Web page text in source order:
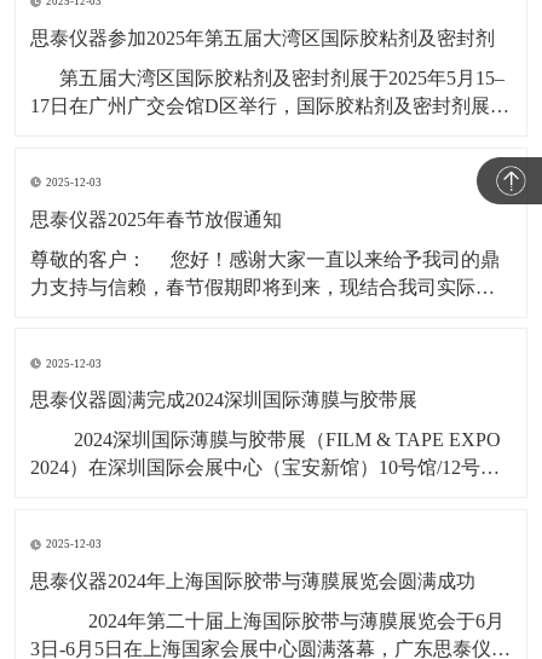
思泰仪器参加2025年第五届大湾区国际胶粘剂及密封剂
第五届大湾区国际胶粘剂及密封剂展于2025年5月15–
17日在广州广交会馆D区举行，国际胶粘剂及密封剂展
1997年，系列展会每年在广州、上海举行，是全球知名
的高性能粘接材料展会品牌，
2025-12-03
思泰仪器2025年春节放假通知
​尊敬的客户： 您好！感谢大家一直以来给予我司的鼎
力支持与信赖，春节假期即将到来，现结合我司实际情
2025-12-03
思泰仪器圆满完成2024深圳国际薄膜与胶带展
​ 2024深圳国际薄膜与胶带展（FILM & TAPE EXPO
2024）在深圳国际会展中心（宝安新馆）10号馆/12号
2025-12-03
思泰仪器2024年上海国际胶带与薄膜展览会圆满成功
​ ​2024年第二十届上海国际胶带与薄膜展览会于6月
3日-6月5日在上海国家会展中心圆满落幕，广东思泰仪器